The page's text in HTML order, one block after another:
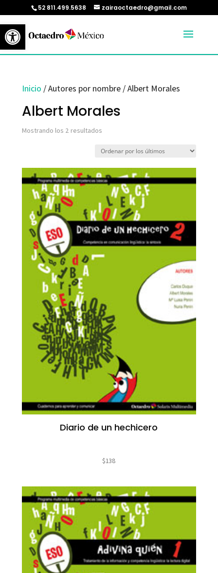
Abrir barra de herramientas
52 811.499.5638 zairaoctaedro@gmail.com
Inicio / Autores por nombre / Albert Morales
Albert Morales
Mostrando los 2 resultadosOrdenado
últimos
Diario de un hechicero
$138